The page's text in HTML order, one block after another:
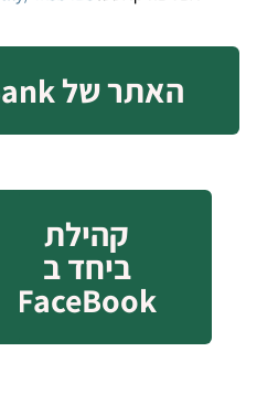
האתר של Be The Bank
קהילת
ביחד ב
FaceBook